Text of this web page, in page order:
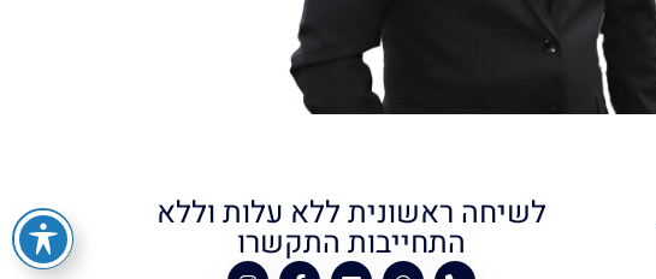
לשיחה ראשונית ללא עלות וללא
התחייבות התקשרו